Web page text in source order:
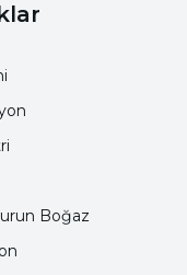
Tedavi Edilir?
Boğaz